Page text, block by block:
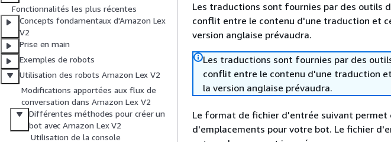
Fonctionnalités les plus récentes
Concepts fondamentaux d'Amazon Lex
V2
Prise en main
Exemples de robots
Utilisation des robots Amazon Lex V2
Modifications apportées aux flux de
conversation dans Amazon Lex V2
Différentes méthodes pour créer un
bot avec Amazon Lex V2
Utilisation de la console
Les traductions sont fournies par des outils
conflit entre le contenu d'une traduction et
version anglaise prévaudra.
Les traductions sont fournies par des
conflit entre le contenu d'une traduction
la version anglaise prévaudra.
Le format de fichier d'entrée suivant
d'emplacements pour votre bot. Le fichier